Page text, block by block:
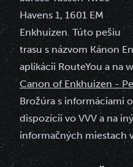
Havens 1, 1601 EM
Enkhuizen. Túto pešiu
trasu s názvom Kánon
aplikácii RouteYou a na
Canon of Enkhuizen -
Brožúra s informáciami
dispozícii vo VVV a na
informačných miestach